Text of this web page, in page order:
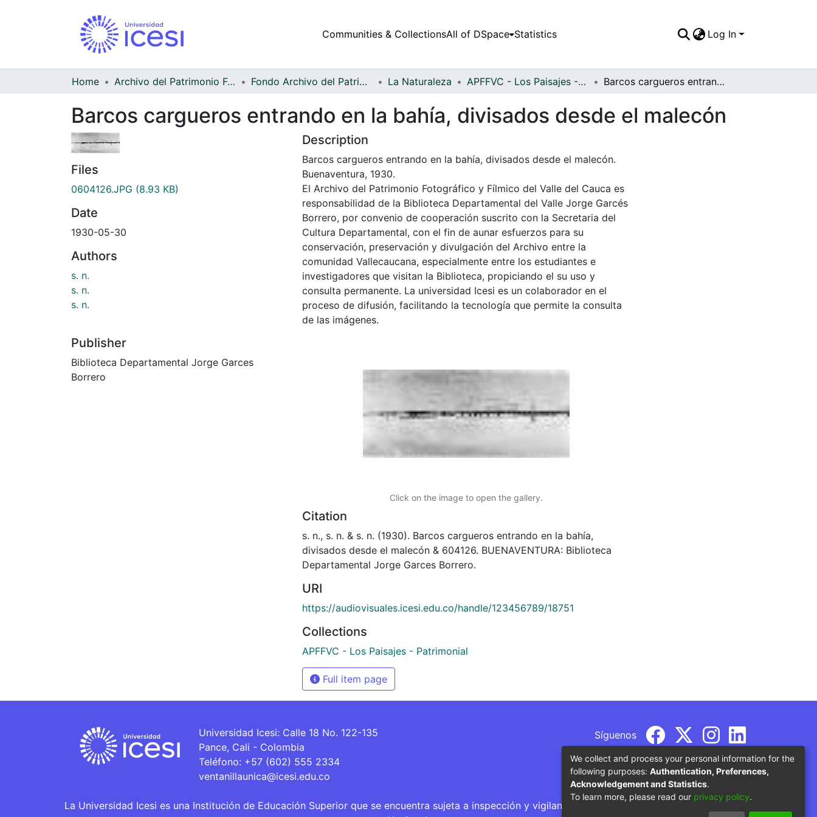
Communities & CollectionsAll of DSpace Statistics Log In
Home Archivo del Patrimonio Fotográfico y Fílmico del Valle del Cauca Fondo Archivo del Patrimonio Fotográfico y Fílmico del Valle del Cauca La Naturaleza APFFVC - Los Paisajes - Patrimonial Barcos cargueros entrando en la bahía, divisados desde el malecón
Barcos cargueros entrando en la bahía, divisados desde el malecón
Files
0604126.JPG (8.93 KB)
Date
1930-05-30
Authors
s. n.
s. n.
s. n.
Publisher
Biblioteca Departamental Jorge Garces
Borrero
Description
Barcos cargueros entrando en la bahía, divisados desde el malecón.
Buenaventura, 1930.
El Archivo del Patrimonio Fotográfico y Fílmico del Valle del Cauca es
responsabilidad de la Biblioteca Departamental del Valle Jorge Garcés
Borrero, por convenio de cooperación suscrito con la Secretaria del
Cultura Departamental, con el fin de aunar esfuerzos para su
conservación, preservación y divulgación del Archivo entre la
comunidad Vallecaucana, especialmente entre los estudiantes e
investigadores que visitan la Biblioteca, propiciando el su uso y
consulta permanente. La universidad Icesi es un colaborador en el
proceso de difusión, facilitando la tecnología que permite la consulta
de las imágenes.
Click on the image to open the gallery.
Citation
s. n., s. n. & s. n. (1930). Barcos cargueros entrando en la bahía,
divisados desde el malecón & 604126. BUENAVENTURA: Biblioteca
Departamental Jorge Garces Borrero.
URI
https://audiovisuales.icesi.edu.co/handle/123456789/18751
Collections
APFFVC - Los Paisajes - Patrimonial
Full item page
Universidad Icesi: Calle 18 No. 122-135
Pance, Cali - Colombia
Teléfono: +57 (602) 555 2334
ventanillaunica@icesi.edu.co
Síguenos
La Universidad Icesi es una Institución de Educación Superior que se encuentra sujeta a inspección y vigilancia por parte del Ministerio de Educación
We collect and process your personal information for the
following purposes: Authentication, Preferences,
Acknowledgement and Statistics.
To learn more, please read our privacy policy.